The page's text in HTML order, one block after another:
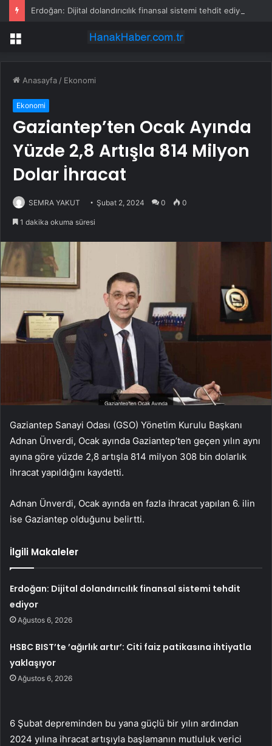
Erdoğan: Dijital dolandırıcılık finansal sistemi tehdit ediyor
Menü
Anasayfa / Ekonomi
Ekonomi
Gaziantep’ten Ocak Ayında
Yüzde 2,8 Artışla 814 Milyon
Dolar İhracat
SEMRA YAKUT Şubat 2, 2024 0 0
1 dakika okuma süresi
Gaziantep Sanayi Odası (GSO) Yönetim Kurulu Başkanı
Adnan Ünverdi, Ocak ayında Gaziantep’ten geçen yılın aynı
ayına göre yüzde 2,8 artışla 814 milyon 308 bin dolarlık
ihracat yapıldığını kaydetti.
Adnan Ünverdi, Ocak ayında en fazla ihracat yapılan 6. ilin
ise Gaziantep olduğunu belirtti.
İlgili Makaleler
Erdoğan: Dijital dolandırıcılık finansal sistemi tehdit
ediyor
Ağustos 6, 2026
HSBC BIST’te ’ağırlık artır’: Citi faiz patikasına ihtiyatla
yaklaşıyor
Ağustos 6, 2026
6 Şubat depreminden bu yana güçlü bir yılın ardından
2024 yılına ihracat artışıyla başlamanın mutluluk verici